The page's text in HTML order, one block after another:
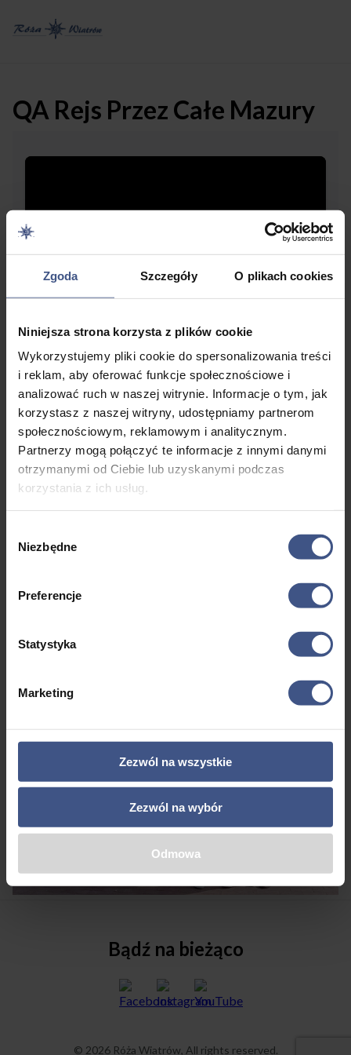
Zgoda Szczegóły O plikach cookies
Niniejsza strona korzysta z plików cookie
Wykorzystujemy pliki cookie do spersonalizowania treści
i reklam, aby oferować funkcje społecznościowe i
analizować ruch w naszej witrynie. Informacje o tym, jak
korzystasz z naszej witryny, udostępniamy partnerom
społecznościowym, reklamowym i analitycznym.
Partnerzy mogą połączyć te informacje z innymi danymi
otrzymanymi od Ciebie lub uzyskanymi podczas
korzystania z ich usług.
zgody
Niezbędne
Preferencje
Statystyka
Marketing
Zezwól na wszystkie
Zezwól na wybór
Odmowa
QA Rejs Przez Całe Mazury
Zapraszamy do wzięcia udziału w
naszym spotkaniu!
Opowiemy jak wyglądają imprezy żeglarskie,
sprzedawane na stronie Róża Wiatrów. Co wyróżnia
Rejs Przez Całe Mazury? Czym się różni szkolenie
stacjonarne od rejsu szkoleniowego? Co warto zabrać
warto jest odbyć rejs turystyczny lub szkoleniowy na
Bądź na bieżąco
© 2026 Róża Wiatrów, All rights reserved.